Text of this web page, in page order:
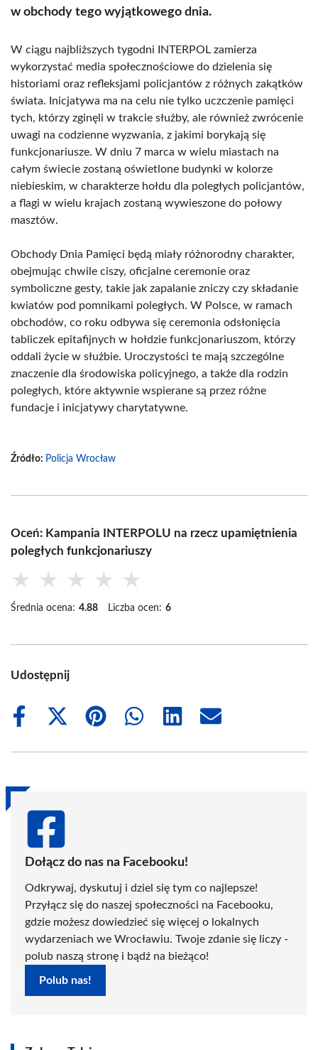
w obchody tego wyjątkowego dnia.
W ciągu najbliższych tygodni INTERPOL zamierza
wykorzystać media społecznościowe do dzielenia się
historiami oraz refleksjami policjantów z różnych zakątków
świata. Inicjatywa ma na celu nie tylko uczczenie pamięci
tych, którzy zginęli w trakcie służby, ale również zwrócenie
uwagi na codzienne wyzwania, z jakimi borykają się
funkcjonariusze. W dniu 7 marca w wielu miastach na
całym świecie zostaną oświetlone budynki w kolorze
niebieskim, w charakterze hołdu dla poległych policjantów,
a flagi w wielu krajach zostaną wywieszone do połowy
masztów.
Obchody Dnia Pamięci będą miały różnorodny charakter,
obejmując chwile ciszy, oficjalne ceremonie oraz
symboliczne gesty, takie jak zapalanie zniczy czy składanie
kwiatów pod pomnikami poległych. W Polsce, w ramach
obchodów, co roku odbywa się ceremonia odsłonięcia
tabliczek epitafijnych w hołdzie funkcjonariuszom, którzy
oddali życie w służbie. Uroczystości te mają szczególne
znaczenie dla środowiska policyjnego, a także dla rodzin
poległych, które aktywnie wspierane są przez różne
fundacje i inicjatywy charytatywne.
Źródło: Policja Wrocław
Oceń: Kampania INTERPOLU na rzecz upamiętnienia
poległych funkcjonariuszy
★ ★ ★ ★ ★
Średnia ocena: 4.88 Liczba ocen: 6
Udostępnij
Share
Share
(Twitter)
Share
Share
Share
Share
Dołącz do nas na Facebooku!
Odkrywaj, dyskutuj i dziel się tym co najlepsze!
Przyłącz się do naszej społeczności na Facebooku,
gdzie możesz dowiedzieć się więcej o lokalnych
wydarzeniach we Wrocławiu. Twoje zdanie się liczy -
polub naszą stronę i bądź na bieżąco!
Polub nas!